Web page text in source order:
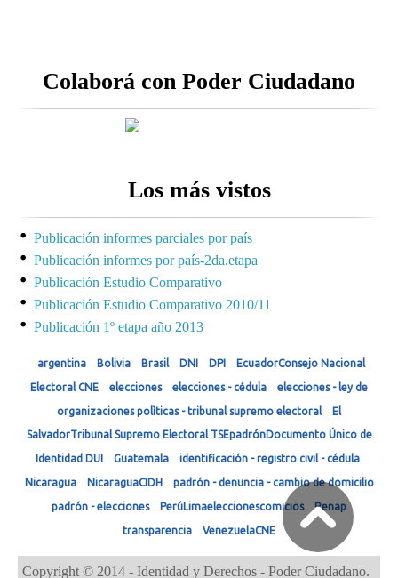
Colaborá con Poder Ciudadano
Los más vistos
Publicación informes parciales por país
Publicación informes por país-2da.etapa
Publicación Estudio Comparativo
Publicación Estudio Comparativo 2010/11
Publicación 1º etapa año 2013
argentina Bolivia Brasil DNI DPI EcuadorConsejo Nacional
Electoral CNE elecciones elecciones - cédula elecciones - ley de
organizaciones polìticas - tribunal supremo electoral
El
SalvadorTribunal Supremo Electoral TSEpadrónDocumento Único de
Identidad DUI Guatemala identificación - registro civil - cédula
Nicaragua NicaraguaCIDH padrón - denuncia - cambio de domicilio
padrón - elecciones PerúLimaeleccionescomicios Renap
transparencia VenezuelaCNE
Copyright © 2014 - Identidad y Derechos - Poder Ciudadano.